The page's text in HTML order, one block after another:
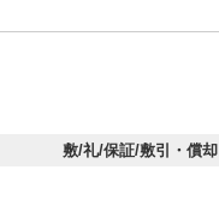
敷/礼/保証/敷引・償却